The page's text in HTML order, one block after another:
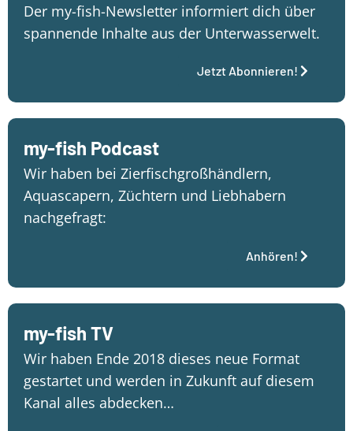
Der my-fish-Newsletter informiert dich über
spannende Inhalte aus der Unterwasserwelt.
Jetzt Abonnieren!
my-fish Podcast
Wir haben bei Zierfischgroßhändlern,
Aquascapern, Züchtern und Liebhabern
nachgefragt:
Anhören!
my-fish TV
Wir haben Ende 2018 dieses neue Format
gestartet und werden in Zukunft auf diesem
Kanal alles abdecken…